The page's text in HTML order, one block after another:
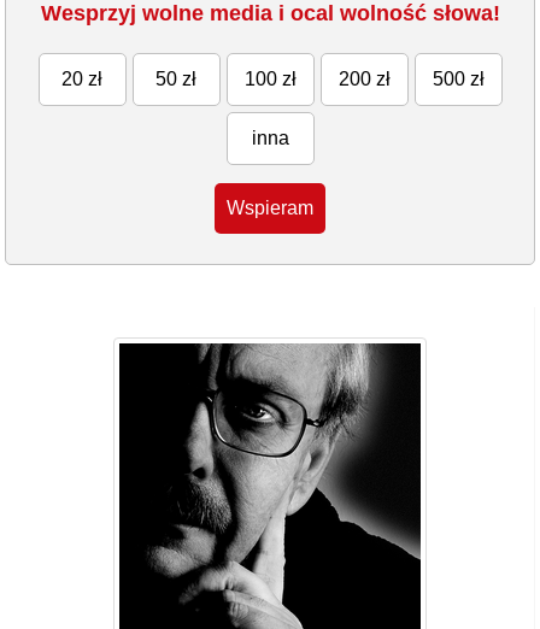
Wesprzyj wolne media i ocal wolność słowa!
20 zł 50 zł 100 zł 200 zł 500 zł
inna
Wspieram